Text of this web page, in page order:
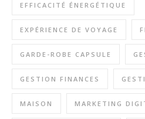
EFFICACITÉ ÉNERGÉTIQUE
EXPÉRIENCE DE VOYAGE
GARDE-ROBE CAPSULE
GESTION FINANCES
MAISON MARKETING